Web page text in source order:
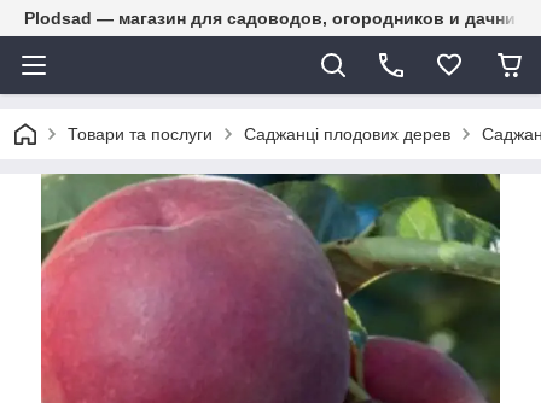
Plodsad — магазин для садоводов, огородников и
Товари та послуги Саджанці плодових дерев